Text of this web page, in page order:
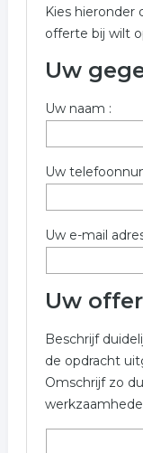
een vrijblijvende
Wilt u informatie
Hoorn? Vul
mogelijk in. De
aannemer uit
Trefwoorden:
aannemer
klusbedrijf
Kies hieronder
offerte bij wilt
Uw
Uw naam :
Uw
Uw e-mail
Uw
Beschrijf
de opdracht
Omschrijf zo